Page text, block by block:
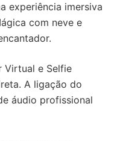
experiência imersiva
com neve e
Virtual e Selfie
A ligação do
áudio profissional